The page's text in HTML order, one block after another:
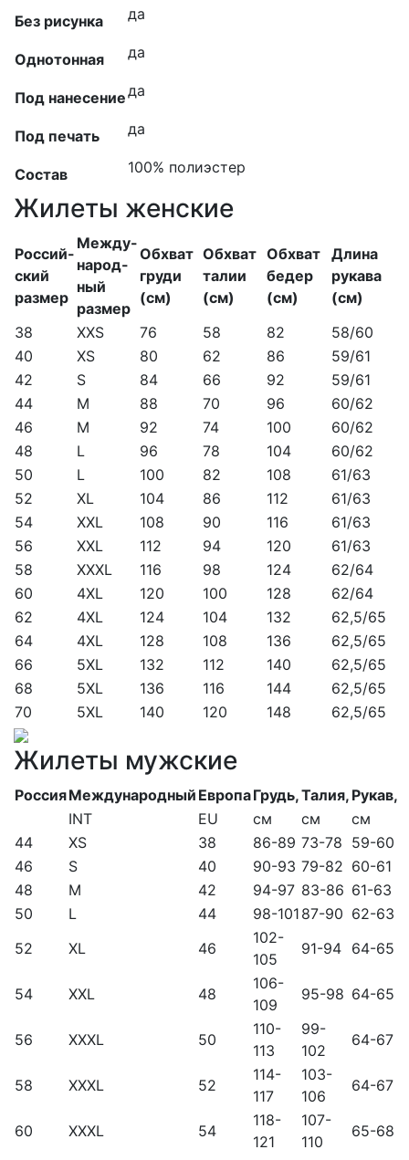
Без рисунка да
Однотонная да
Под нанесениеда
Под печать да
Состав 100% полиэстер
Жилеты женские
Россий-
ский
размер
Между-
народ-
ный
размер
Обхват
груди
(см)
Обхват
талии
(см)
Обхват
бедер
(см)
Длина
рукава
(см)
38
XXS 76 58 82
58/60
40
XS 80 62 86
59/61
42
S 84 66 92
59/61
44
M 88 70 96
60/62
46
M 92 74 100
60/62
48
L 96 78 104
60/62
50
L 100 82 108
61/63
52
XL 104 86 112
61/63
54
XXL 108 90 116
61/63
56
XXL 112 94 120
61/63
58
XXXL 116 98 124
62/64
60
4XL 120 100 128
62/64
62
4XL 124 104 132
62,5/65
64
4XL 128 108 136
62,5/65
66
5XL 132 112 140
62,5/65
68
5XL 136 116 144
62,5/65
70
5XL 140 120 148 62,5/65
Жилеты мужские
РоссияМеждународный ЕвропаГрудь,Талия, Рукав,
INT
EU см см
см
44
XS 38 86-89 73-78 59-60
46
S 40 90-93 79-82 60-61
48
M 42 94-97 83-86 61-63
50
L 44 98-101 87-90 62-63
52
XL 46
102-
105
91-94 64-65
54 XXL 48
106-
109
95-98 64-65
56 XXXL 50
110-
113
99-
102
64-67
58 XXXL 52
114-
117
103-
106
64-67
60 XXXL 54
118-
121
107-
110
65-68